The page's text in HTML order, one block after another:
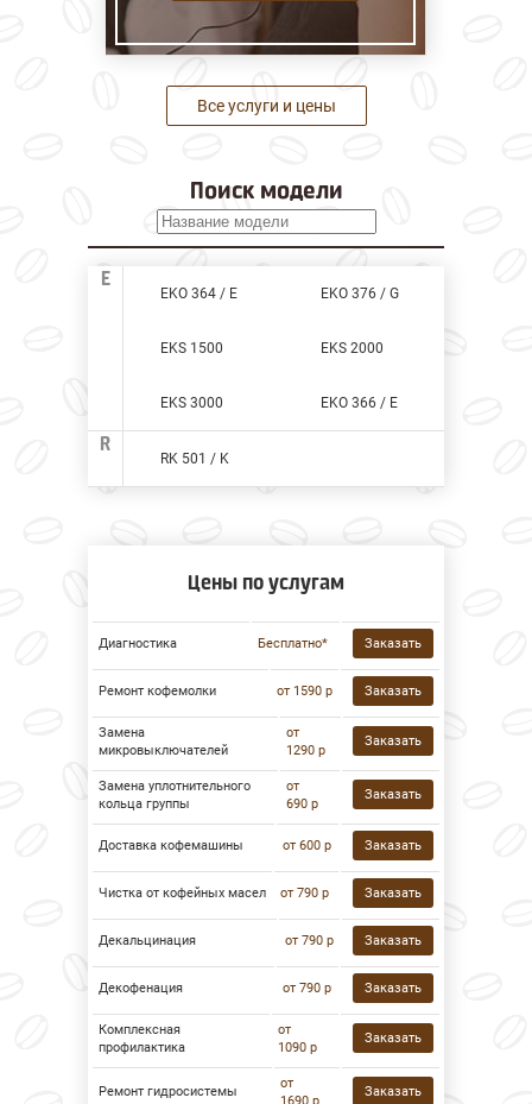
Все услуги и цены
Поиск модели
E
EKO 364 / E EKO 376 / G
EKS 1500 EKS 2000
EKS 3000 EKО 366 / E
R
RK 501 / K
Цены по услугам
Диагностика Бесплатно* Заказать
Ремонт кофемолки от 1590 р Заказать
Замена
микровыключателей
от
1290 р
Заказать
Замена уплотнительного
кольца группы
от
690 р
Заказать
Доставка кофемашины от 600 р Заказать
Чистка от кофейных масел от 790 р Заказать
Декальцинация от 790 р Заказать
Декофенация от 790 р Заказать
Комплексная
профилактика
от
1090 р
Заказать
Ремонт гидросистемы
от
1690 р
Заказать